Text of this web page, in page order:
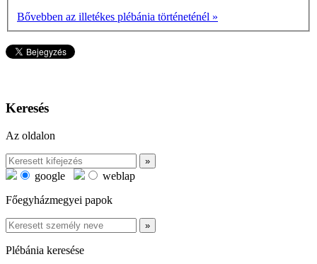
Bővebben az illetékes plébánia történeténél »
Keresés
Az oldalon
google
weblap
Főegyházmegyei papok
Plébánia keresése